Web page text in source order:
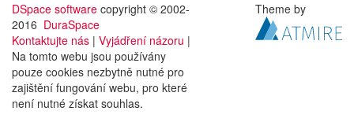
DSpace software copyright © 2002-
2016 DuraSpace
Kontaktujte nás | Vyjádření názoru |
Na tomto webu jsou používány
pouze cookies nezbytně nutné pro
zajištění fungování webu, pro které
není nutné získat souhlas.
Theme by